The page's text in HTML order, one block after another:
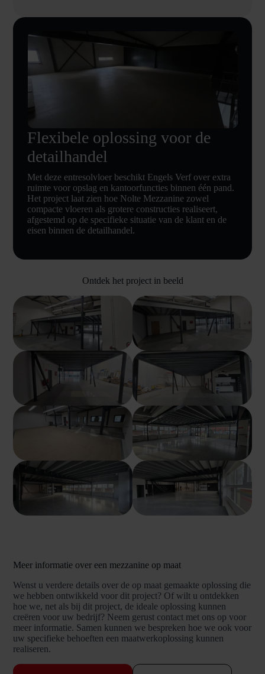
Flexibele oplossing voor de
detailhandel
Met deze entresolvloer beschikt Engels Verf over extra
ruimte voor opslag en kantoorfuncties binnen één pand.
Het project laat zien hoe Nolte Mezzanine zowel
compacte vloeren als grotere constructies realiseert,
afgestemd op de specifieke situatie van de klant en de
eisen binnen de detailhandel.
Ontdek het project in beeld
Meer informatie over een mezzanine op maat
Wenst u verdere details over de op maat gemaakte oplossing die
we hebben ontwikkeld voor dit project? Of wilt u ontdekken
hoe we, net als bij dit project, de ideale oplossing kunnen
creëren voor uw bedrijf? Neem gerust contact met ons op voor
meer informatie. Samen kunnen we bespreken hoe we ook voor
uw specifieke behoeften een maatwerkoplossing kunnen
realiseren.